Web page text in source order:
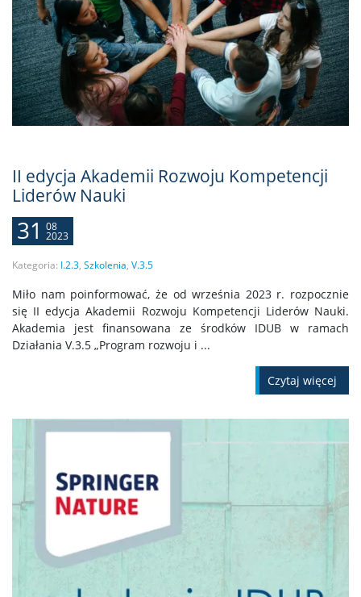
II edycja Akademii Rozwoju Kompetencji
Liderów Nauki
31 08
2023
Kategoria: I.2.3, Szkolenia, V.3.5
Miło nam poinformować, że od września 2023 r. rozpocznie
się II edycja Akademii Rozwoju Kompetencji Liderów Nauki.
Akademia jest finansowana ze środków IDUB w ramach
Działania V.3.5 „Program rozwoju i ...
Czytaj więcej